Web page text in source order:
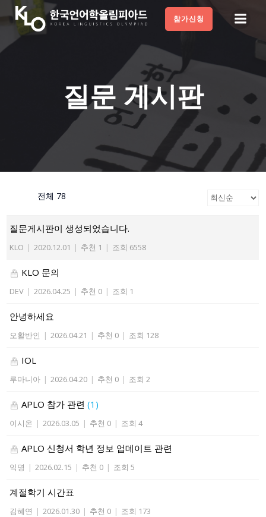
Skip
to
content
참가신청
질문 게시판
전체 78
질문게시판이 생성되었습니다.
KLO | 2020.12.01 | 추천 1 | 조회 6558
KLO 문의
DEV | 2026.04.25 | 추천 0 | 조회 1
안녕하세요
오활반인 | 2026.04.21 | 추천 0 | 조회 128
IOL
루마니아 | 2026.04.20 | 추천 0 | 조회 2
APLO 참가 관련(1)
이시온 | 2026.03.05 | 추천 0 | 조회 4
APLO 신청서 학년 정보 업데이트 관련
익명 | 2026.02.15 | 추천 0 | 조회 5
계절학기 시간표
김혜연 | 2026.01.30 | 추천 0 | 조회 173